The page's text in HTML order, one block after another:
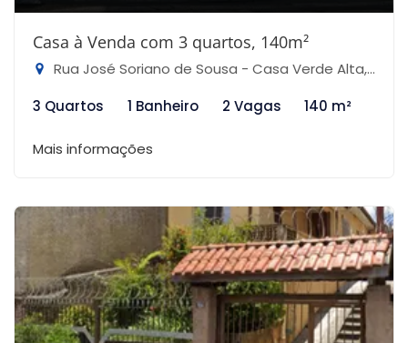
Casa à Venda com 3 quartos, 140m²
Rua José Soriano de Sousa - Casa Verde Alta, São Paulo-SP
3 Quartos
1 Banheiro 2 Vagas 140 m²
Mais informações